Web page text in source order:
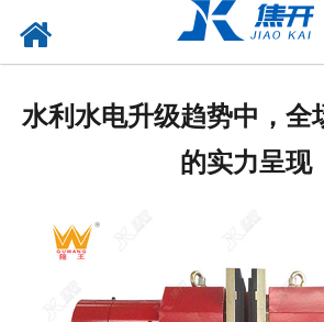
水利水电升级趋势中，全
的实力呈现